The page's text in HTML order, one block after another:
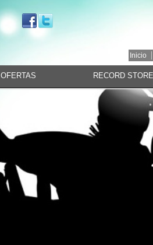
Inicio
OFERTAS RECORD